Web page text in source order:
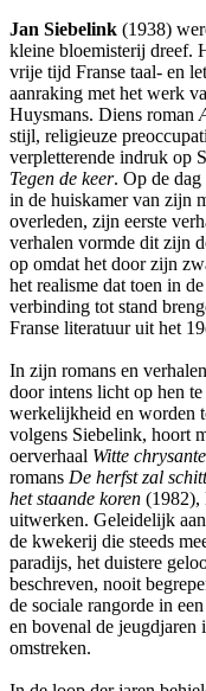
Jan Siebelink (1938)
kleine bloemisterij dreef.
vrije tijd Franse taal- en
aanraking met het werk
Huysmans. Diens roman
stijl, religieuze
verpletterende indruk op
Tegen de keer. Op de
in de huiskamer van zijn
overleden, zijn eerste
verhalen vormde dit zijn
op omdat het door zijn
het realisme dat toen in
verbinding tot stand
Franse literatuur uit het
In zijn romans en
door intens licht op hen
werkelijkheid en worden
volgens Siebelink, hoort
oerverhaal Witte
romans De herfst zal
het staande koren (1982),
uitwerken. Geleidelijk
de kwekerij die steeds
paradijs, het duistere
beschreven, nooit
de sociale rangorde in
en bovenal de jeugdjaren
omstreken.